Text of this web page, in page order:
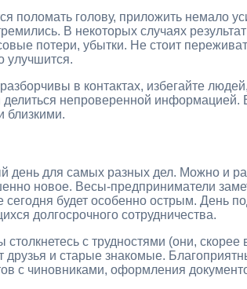
поломать голову, приложить немало
В некоторых случаях
потери, убытки. Не стоит
улучшится.
в контактах, избегайте
делиться непроверенной
близкими.
день для самых разных дел. Можно и
новое. Весы-предприниматели
сегодня будет особенно острым. День
долгосрочного сотрудничества.
столкнетесь с трудностями (они,
друзья и старые знакомые.
с чиновниками, оформления